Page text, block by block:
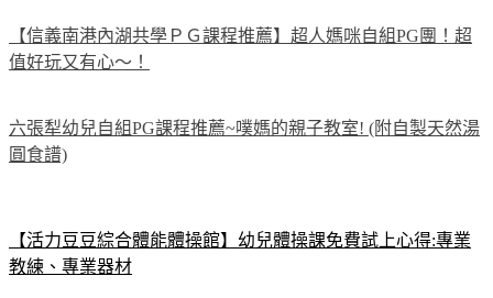
【信義南港內湖共學ＰＧ課程推薦】超人媽咪自組PG團！超
值好玩又有心～！
六張犁幼兒自組PG課程推薦~噗媽的親子教室! (附自製天然湯
圓食譜)
【活力豆豆綜合體能體操館】幼兒體操課免費試上心得:專業
教練、專業器材